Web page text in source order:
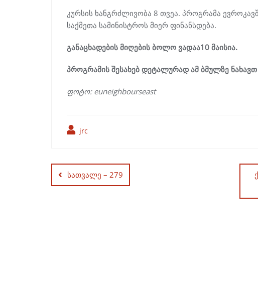
კურსის ხანგრძლივობა 8 თვეა. პროგრამა
საქმეთა სამინისტროს მიერ ფინანსდება.
განაცხადების მიღების ბოლო ვადაა10 მაისია.
პროგრამის შესახებ დეტალურად ამ ბმულზე
ფოტო: euneighbourseast
jrc
navigation
სათვალე – 279